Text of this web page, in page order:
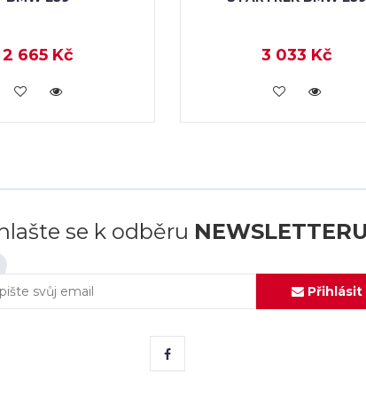
2 665 Kč
KOUPIT
3 033 Kč
KOUPIT
se k odběru
Přihlásit